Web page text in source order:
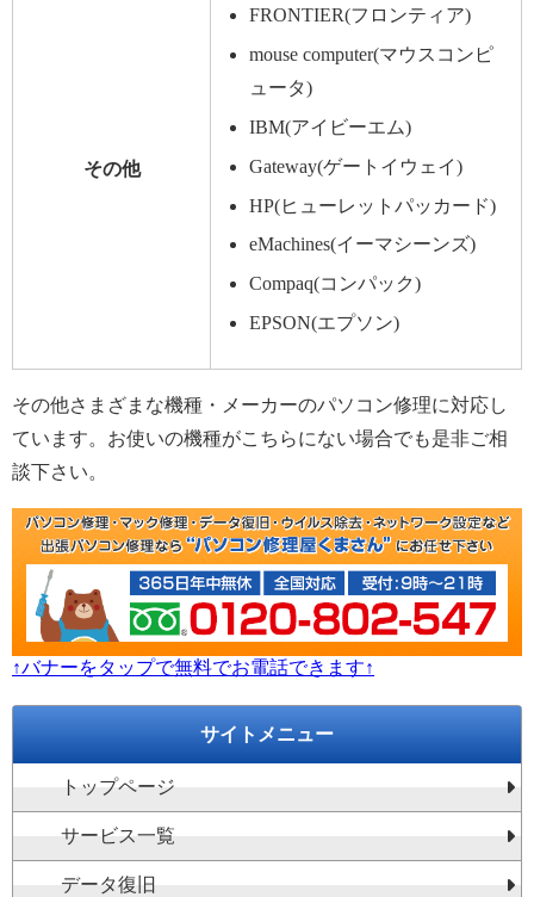
その他
FRONTIER(フロンティア)
mouse computer(マウスコンピ
ュータ)
IBM(アイビーエム)
Gateway(ゲートイウェイ)
HP(ヒューレットパッカード)
eMachines(イーマシーンズ)
Compaq(コンパック)
EPSON(エプソン)
その他さまざまな機種・メーカーのパソコン修理に対応し
ています。お使いの機種がこちらにない場合でも是非ご相
談下さい。
↑バナーをタップで無料でお電話できます↑
サイトメニュー
トップページ
サービス一覧
データ復旧